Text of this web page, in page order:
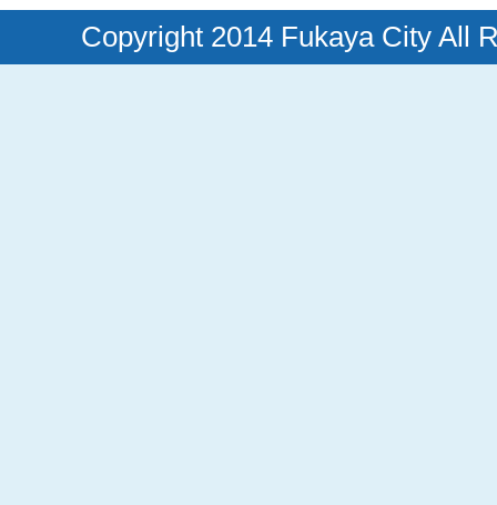
Copyright 2014 Fukaya City All